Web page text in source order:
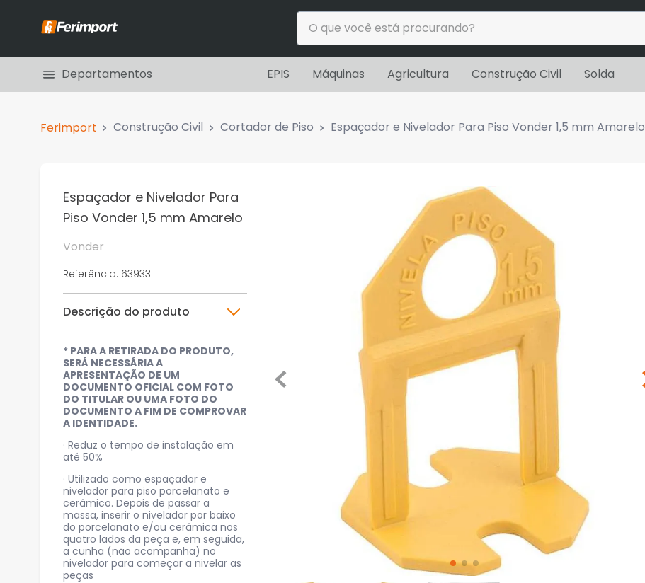
O que você está procurando?
Departamentos EPIS Máquinas Agricultura Construção Civil Solda
Construção Civil Cortador de Piso Espaçador e Nivelador Para Piso Vonder 1,5 mm Amarelo
Espaçador e Nivelador Para
Piso Vonder 1,5 mm Amarelo
Vonder
Referência: 63933
Descrição do produto
* PARA A RETIRADA DO PRODUTO,
SERÁ NECESSÁRIA A
APRESENTAÇÃO DE UM
DOCUMENTO OFICIAL COM FOTO
DO TITULAR OU UMA FOTO DO
DOCUMENTO A FIM DE COMPROVAR
A IDENTIDADE.
· Reduz o tempo de instalação em
até 50%
· Utilizado como espaçador e
nivelador para piso porcelanato e
cerâmico. Depois de passar a
massa, inserir o nivelador por baixo
do porcelanato e/ou cerâmica nos
quatro lados da peça e, em seguida,
a cunha (não acompanha) no
nivelador para começar a nivelar as
peças
Termos mais buscados
1º
aspirador pó água
6º
alicate universal
º carregador bosch